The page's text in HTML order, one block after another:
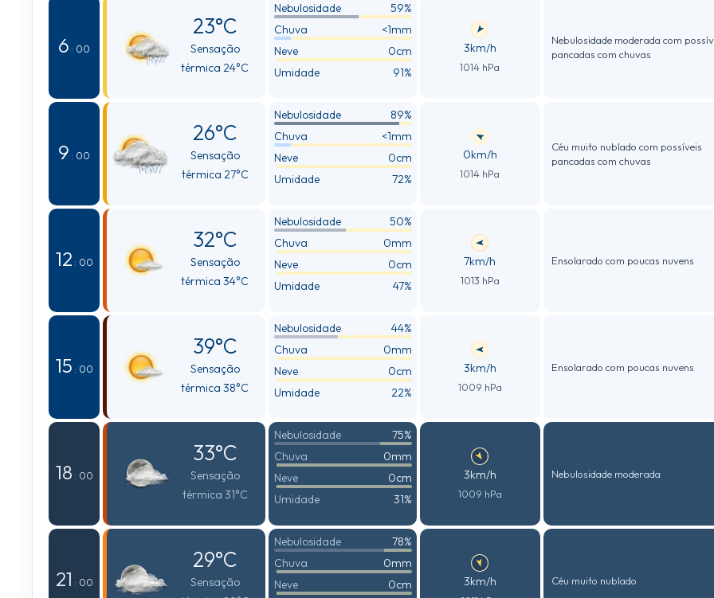
6 : 00
23°C
Sensação
térmica 24°C
Nebulosidade
59%
Chuva
<1mm
Neve
0cm
Umidade
91%
3km/h
1014 hPa
Nebulosidade moderada com
pancadas com chuvas
9 : 00
26°C
Sensação
térmica 27°C
Nebulosidade
89%
Chuva
<1mm
Neve
0cm
Umidade
72%
0km/h
1014 hPa
Céu muito nublado com possíveis
pancadas com chuvas
12 : 00
32°C
Sensação
térmica 34°C
Nebulosidade
50%
Chuva
0mm
Neve
0cm
Umidade
47%
7km/h
1013 hPa
Ensolarado com poucas nuvens
15 : 00
39°C
Sensação
térmica 38°C
Nebulosidade
44%
Chuva
0mm
Neve
0cm
Umidade
22%
3km/h
1009 hPa
Ensolarado com poucas nuvens
18 : 00
33°C
Sensação
térmica 31°C
Nebulosidade
75%
Chuva
0mm
Neve
0cm
Umidade
31%
3km/h
1009 hPa
Nebulosidade moderada
21 : 00
29°C
Sensação
Nebulosidade
78%
Chuva
0mm
Neve
0cm
3km/h Céu muito nublado